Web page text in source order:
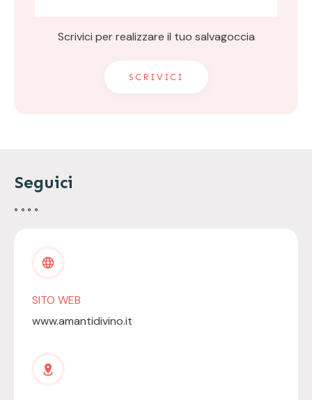
Scrivici per realizzare il tuo salvagoccia
SCRIVICI
Seguici
SITO WEB
www.amantidivino.it